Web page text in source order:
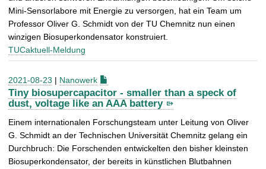
Mini-Sensorlabore mit Energie zu versorgen, hat ein Team um
Professor Oliver G. Schmidt von der TU Chemnitz nun einen
winzigen Biosuperkondensator konstruiert.
TUCaktuell-Meldung
2021-08-23 | Nanowerk
Tiny biosupercapacitor - smaller than a speck of
dust, voltage like an AAA battery
Einem inter­nationalen Forschungsteam unter Leitung von Oliver
G. Schmidt an der Technischen Universität Chemnitz gelang ein
Durchbruch: Die Forschenden entwickelten den bisher kleinsten
Biosuper­kondensator, der bereits in künst­lichen Blutbahnen